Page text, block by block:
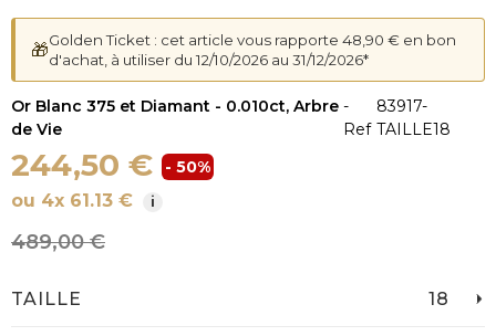
🎁Golden Ticket : cet article vous rapporte 48,90 € en bon
d'achat, à utiliser du 12/10/2026 au 31/12/2026*
Or Blanc 375 et Diamant - 0.010ct, Arbre
de Vie
-
Ref
83917-
TAILLE18
244,50 € - 50%
ou 4x 61.13 € i
489,00 €
TAILLE 18